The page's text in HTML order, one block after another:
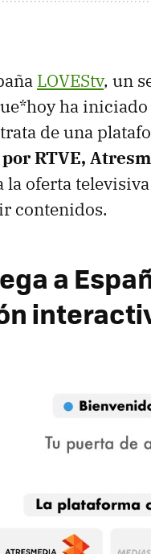
LOVEStv, un
ha
de una
RTVE,
la oferta
contenidos.
a